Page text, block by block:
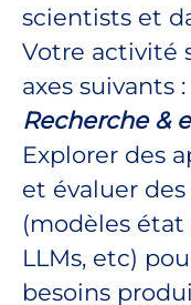
scientists et
Votre activité
axes suivants :
Recherche &
Explorer des
et évaluer
(modèles état
LLMs, etc)
besoins